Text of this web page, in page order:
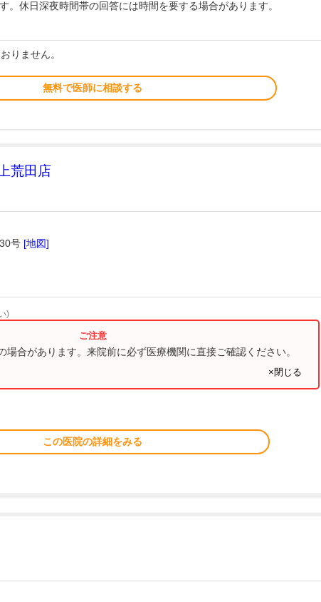
休日深夜時間帯の回答には時間を要する場合があります。
りません。
無料で医師に相談する
荒田店
号 [地図]
)
場合があります。来院前に必ず医療機関に直接ご確認ください。
×閉じる
この医院の詳細をみる